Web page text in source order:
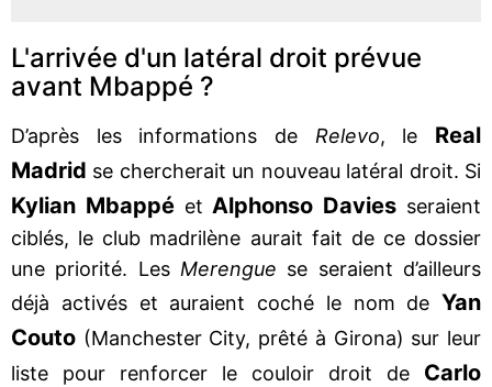
L'arrivée d'un latéral droit prévue
avant Mbappé ?
D’après les informations de Relevo, le Real
Madrid se chercherait un nouveau latéral droit. Si
Kylian Mbappéet Alphonso Davies seraient
ciblés, le club madrilène aurait fait de ce dossier
une priorité. Les Merengue se seraient d’ailleurs
déjà activés et auraient coché le nom de Yan
Couto (Manchester City, prêté à Girona) sur leur
liste pour renforcer le couloir droit de Carlo